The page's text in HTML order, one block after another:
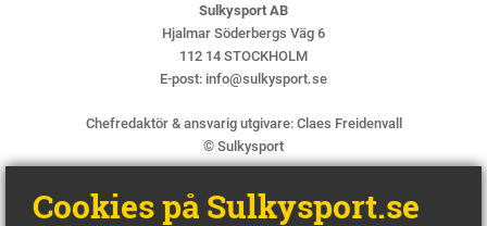
Sulkysport AB
Hjalmar Söderbergs Väg 6
112 14 STOCKHOLM
E-post: info@sulkysport.se
Chefredaktör & ansvarig utgivare: Claes Freidenvall
© Sulkysport
Cookies på Sulkysport.se